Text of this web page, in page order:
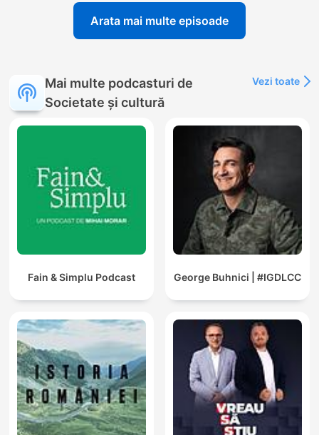
Arata mai multe episoade
Mai multe podcasturi de
Societate și cultură
Vezi toate
Fain & Simplu Podcast George Buhnici | #IGDLCC